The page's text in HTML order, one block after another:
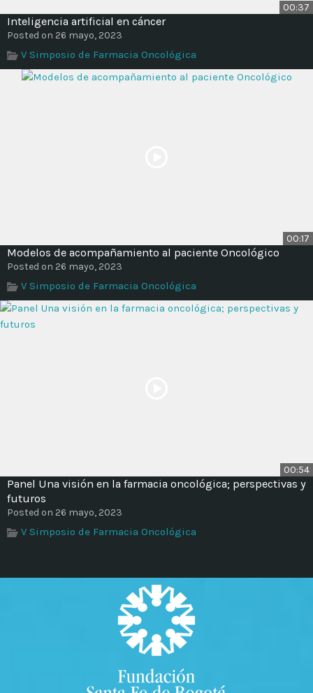
00:37
Inteligencia artificial en cáncer
Posted on 26 mayo, 2023
V Simposio de Farmacia Oncológica
00:17
Modelos de acompañamiento al paciente Oncológico
Posted on 26 mayo, 2023
V Simposio de Farmacia Oncológica
00:54
Panel Una visión en la farmacia oncológica; perspectivas y
futuros
Posted on 26 mayo, 2023
V Simposio de Farmacia Oncológica